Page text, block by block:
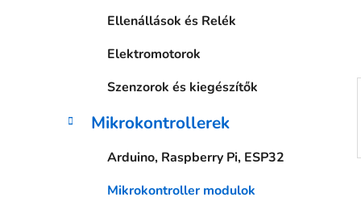
Ellenállások és Relék
Elektromotorok
Szenzorok és kiegészítők
Mikrokontrollerek
Arduino, Raspberry Pi, ESP32
Mikrokontroller modulok